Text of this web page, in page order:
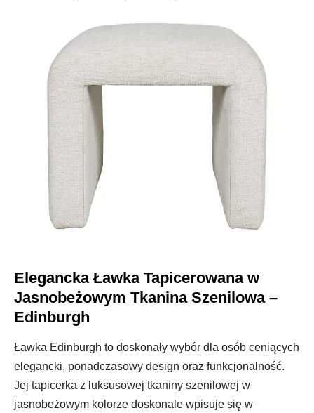
Elegancka Ławka Tapicerowana w
Jasnobeżowym Tkanina Szenilowa –
Edinburgh
Ławka Edinburgh to doskonały wybór dla osób ceniących
elegancki, ponadczasowy design oraz funkcjonalność.
Jej tapicerka z luksusowej tkaniny szenilowej w
jasnobeżowym kolorze doskonale wpisuje się w